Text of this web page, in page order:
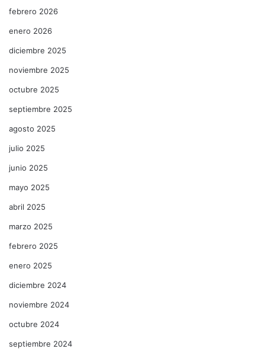
febrero 2026
enero 2026
diciembre 2025
noviembre 2025
octubre 2025
septiembre 2025
agosto 2025
julio 2025
junio 2025
mayo 2025
abril 2025
marzo 2025
febrero 2025
enero 2025
diciembre 2024
noviembre 2024
octubre 2024
septiembre 2024